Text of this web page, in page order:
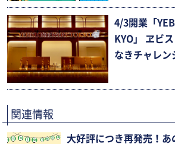
4/3開業「
KYO」 ヱビ
なきチャレン
関連情報
大好評につき再発売！あ